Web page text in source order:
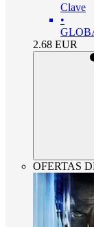
Clave
•
2.68 EUR
OFERTAS